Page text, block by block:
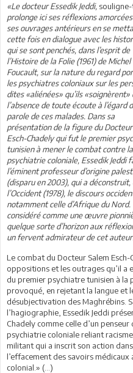
«Le docteur Essedik Jeddi, souligne-
prolonge ici ses réflexions
ses ouvrages antérieurs en se
cette fois en dialogue avec les
qui se sont penchés, dans l’esprit de
l’Histoire de la Folie (1961) de Michel
Foucault, sur la nature du regard
les psychiatres coloniaux sur les
dites «aliénées» qu’ils «soignèrent»
l’absence de toute écoute à l’égard
parole de ces malades. Dans sa
présentation de la figure du
Esch-Chadely qui fut le premier
tunisien à mener le combat contre la
psychiatrie coloniale, Essedik Jeddi
l’éminent professeur d’origine
(disparu en 2003), qui a déconstruit,
l’Occident (1978), le discours
notamment celle d’Afrique du Nord.
considéré comme une œuvre
quelque sorte d’horizon aux
un fervent admirateur de cet
Le combat du Docteur Salem
oppositions et les outrages qu’il a
du premier psychiatre tunisien à la
provoqué, en rejetant la langue et
désubjectivation des Maghrébins.
l’hagiographie, Essedik Jeddi
Chadely comme celle d’un
psychiatrie coloniale reliant
militant qui a inscrit son action
l’effacement des savoirs
colonial.» (…)